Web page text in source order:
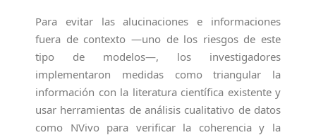
Para evitar las alucinaciones e informaciones
fuera de contexto —uno de los riesgos de este
tipo de modelos—, los investigadores
implementaron medidas como triangular la
información con la literatura científica existente y
usar herramientas de análisis cualitativo de datos
como NVivo para verificar la coherencia y la